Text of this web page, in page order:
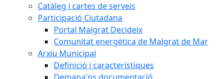
Catàleg i cartes de serveis
Participació Ciutadana
Portal Malgrat Decideix
Comunitat energètica de Malgrat de Mar
Arxiu Municipal
Definició i característiques